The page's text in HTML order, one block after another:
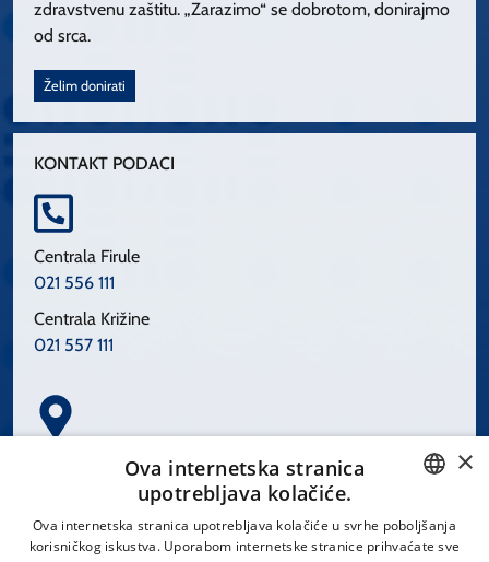
zdravstvenu zaštitu. „Zarazimo“ se dobrotom, donirajmo
od srca.
Želim donirati
KONTAKT PODACI
Centrala Firule
021 556 111
Centrala Križine
021 557 111
Spinčićeva 1, 21000 Split
CROATIAN
×
Ova internetska stranica
upotrebljava kolačiće.
Ova internetska stranica upotrebljava kolačiće u svrhe poboljšanja
korisničkog iskustva. Uporabom internetske stranice prihvaćate sve